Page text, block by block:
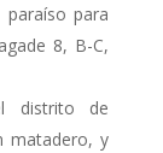
para
8, B-C,
distrito de
matadero, y